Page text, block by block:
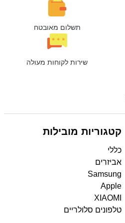
תשלום מאובטח
שירות לקוחות מעולה
קטגוריות מובילות
כללי
אביזרים
Samsung
Apple
XIAOMI
טלפונים סלולריים